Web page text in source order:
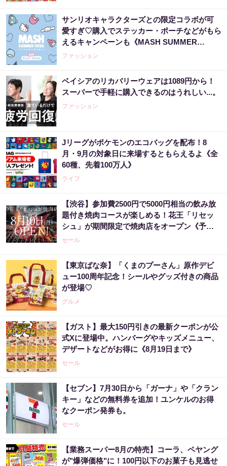
サンリオキャラクターズとの限定コラボが可
愛すぎ♡購入でステッカー・ポーチなどがもら
えるキャンペーンも《MASH SUMMER
WEEK 2026》
ファッション
ベイシアのリカバリーウェアは1089円から！
スーパーで手軽に購入できるのはうれしい...。
ファッション
Jリーグがポケモンのエコバッグを配布！8
月・9月の対象日に来場するともらえるよ《全
60種、先着100万人》
ライフ
【渋谷】参加費2500円で5000円相当の飲み放
題付き焼肉コースが楽しめる！花王「リセッ
シュ」が期間限定で焼肉店をオープン《予約
受付中》
セール
【東京ばな奈】「くまのプーさん」原作デビ
ュー100周年記念！シールやグッズ付きの商品
が登場♡
グルメ
【ガスト】最大150円引きの最新クーポンが公
式Xに登場中。ハンバーグやキッズメニュー、
デザートなどがお得に《8月19日まで》
セール
【セブン】7月30日から「ガーナ」や「クラン
キー」などの無料券を追加！ユンケルのお得
なクーポン発券も。
セール
【業務スーパー8月の特売】コーラ、ペヤング
が"爆弾価格"に！100円以下のお菓子も見逃せ